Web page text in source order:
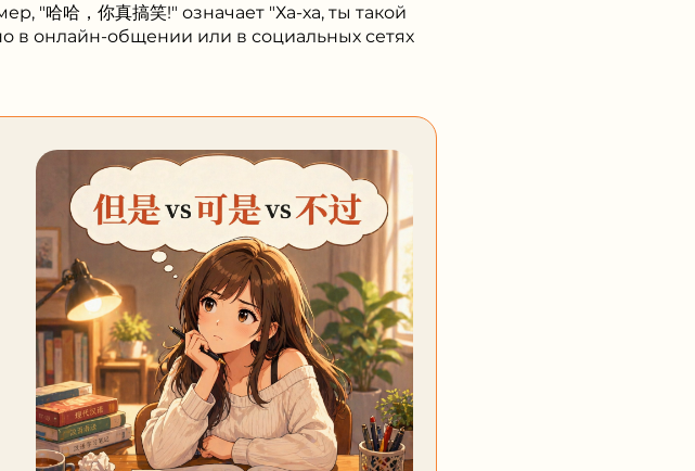
"哈哈，你真搞笑!" означает "Ха-ха, ты такой
в онлайн-общении или в социальных сетях